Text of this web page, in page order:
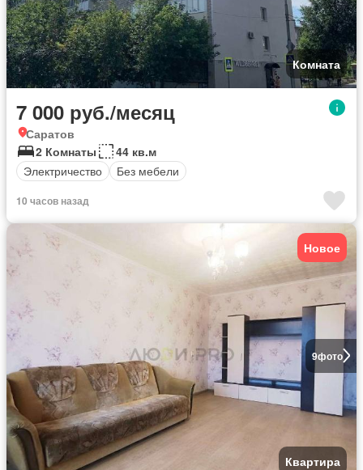
Комната
7 000 руб./месяц
Саратов
2 Комнаты
44 кв.м
Электричество
Без мебели
10 часов назад
9фото
Новое
Квартира